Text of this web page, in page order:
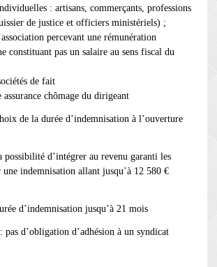
: artisans, commerçants, professions
de justice et officiers ministériels) ;
percevant une rémunération
constituant pas un salaire au sens fiscal du
de fait
assurance chômage du dirigeant
de la durée d’indemnisation à l’ouverture
d’intégrer au revenu garanti les
indemnisation allant jusqu’à 12 580 €
d’indemnisation jusqu’à 21 mois
pas d’obligation d’adhésion à un syndicat